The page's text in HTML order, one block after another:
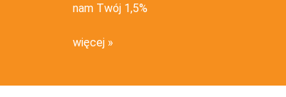
nam Twój 1,5%
więcej